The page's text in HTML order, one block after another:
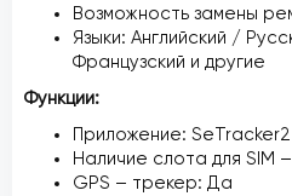
Возможность замены
Языки: Английский /
Французский и другие
Функции:
​Приложение: SeTracker2
Наличие слота для SIM
GPS – трекер: Да